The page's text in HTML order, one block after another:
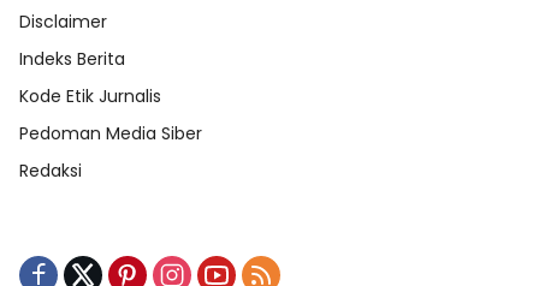
Disclaimer
Indeks Berita
Kode Etik Jurnalis
Pedoman Media Siber
Redaksi